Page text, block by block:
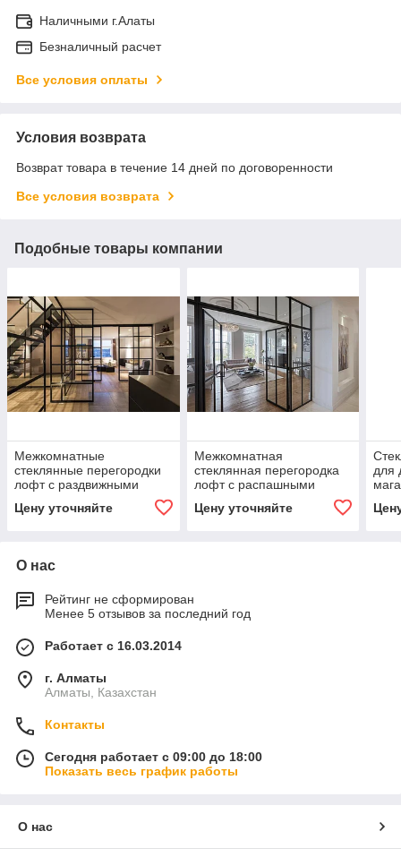
Наличными г.Алаты
Безналичный расчет
Все условия оплаты
Условия возврата
Возврат товара в течение 14 дней по договоренности
Все условия возврата
Подобные товары компании
Межкомнатные
стеклянные перегородки
лофт с раздвижными
Цену уточняйте
Межкомнатная
стеклянная перегородка
лофт с распашными
Цену уточняйте
для
О нас
Рейтинг не сформирован
Менее 5 отзывов за последний год
Работает с 16.03.2014
г. Алматы
Алматы, Казахстан
Контакты
Сегодня работает с 09:00 до 18:00
Показать весь график работы
О нас